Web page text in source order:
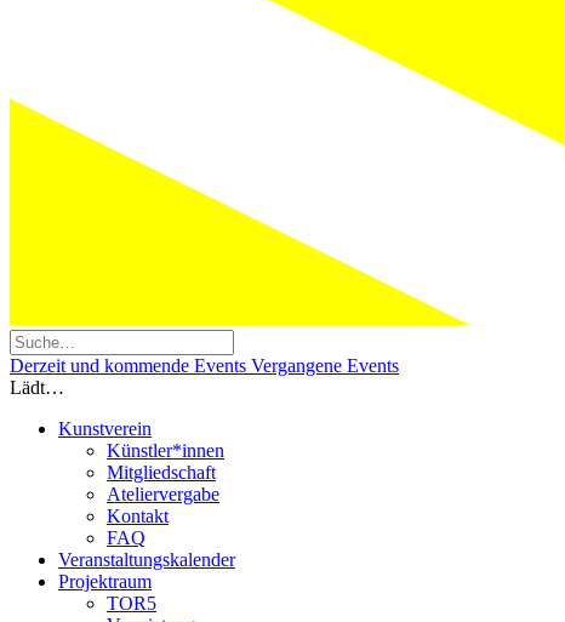
Derzeit und kommende Events Vergangene Events
Lädt…
Kunstverein
Künstler*innen
Mitgliedschaft
Ateliervergabe
Kontakt
FAQ
Veranstaltungskalender
Projektraum
TOR5